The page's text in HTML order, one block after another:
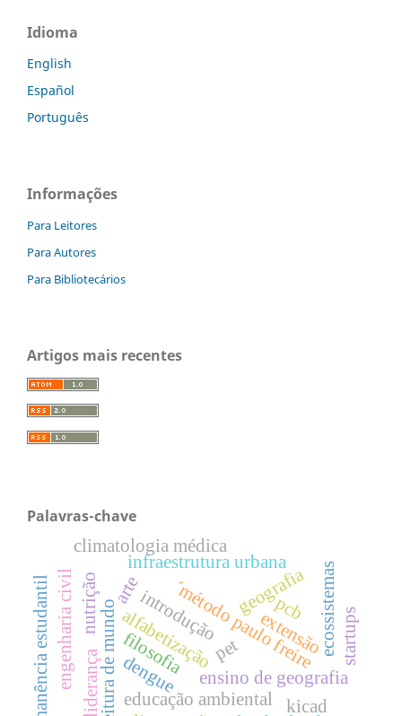
Idioma
English
Español
Português
Informações
Para Leitores
Para Autores
Para Bibliotecários
Artigos mais recentes
Palavras-chave
ensino de geografia
alfabetização´método paulo freire
leitura de mundo
geografia
educação ambiental
infraestrutura urbana
dengue
climatologia médica
ecossistemasstartups
nutrição
pet
engenharia civil extensão
permanência estudantil pcb
kicad
introdução
liderança filosofia
arte